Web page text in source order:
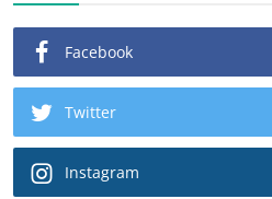
Facebook
Twitter
Instagram